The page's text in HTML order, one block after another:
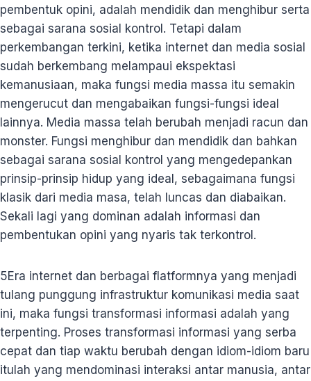
pembentuk opini, adalah mendidik dan menghibur serta
sebagai sarana sosial kontrol. Tetapi dalam
perkembangan terkini, ketika internet dan media sosial
sudah berkembang melampaui ekspektasi
kemanusiaan, maka fungsi media massa itu semakin
mengerucut dan mengabaikan fungsi-fungsi ideal
lainnya. Media massa telah berubah menjadi racun dan
monster. Fungsi menghibur dan mendidik dan bahkan
sebagai sarana sosial kontrol yang mengedepankan
prinsip-prinsip hidup yang ideal, sebagaimana fungsi
klasik dari media masa, telah luncas dan diabaikan.
Sekali lagi yang dominan adalah informasi dan
pembentukan opini yang nyaris tak terkontrol.
5Era internet dan berbagai flatformnya yang menjadi
tulang punggung infrastruktur komunikasi media saat
ini, maka fungsi transformasi informasi adalah yang
terpenting. Proses transformasi informasi yang serba
cepat dan tiap waktu berubah dengan idiom-idiom baru
itulah yang mendominasi interaksi antar manusia, antar